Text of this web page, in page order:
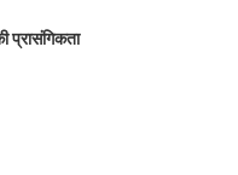
प्रासंगिकता